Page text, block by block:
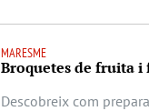
MARESME
Broquetes de fruita i
Descobreix com